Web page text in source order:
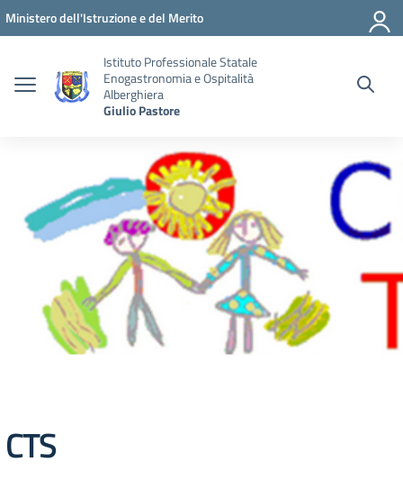
Vai ai contenuti
Vai al menu di navigazione
Vai al footer
Ministero dell'Istruzione e del Merito
Istituto Professionale Statale
Enogastronomia e Ospitalità
Alberghiera
Giulio Pastore
CTS